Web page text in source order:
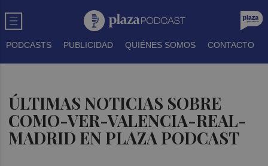
PODCASTS PUBLICIDAD QUIÉNES SOMOS CONTACTO
ÚLTIMAS NOTICIAS SOBRE
COMO-VER-VALENCIA-REAL-
MADRID EN PLAZA PODCAST